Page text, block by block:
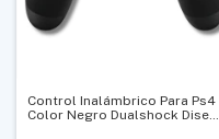
Control Inalámbrico Para Ps4
Color Negro Dualshock Diseño